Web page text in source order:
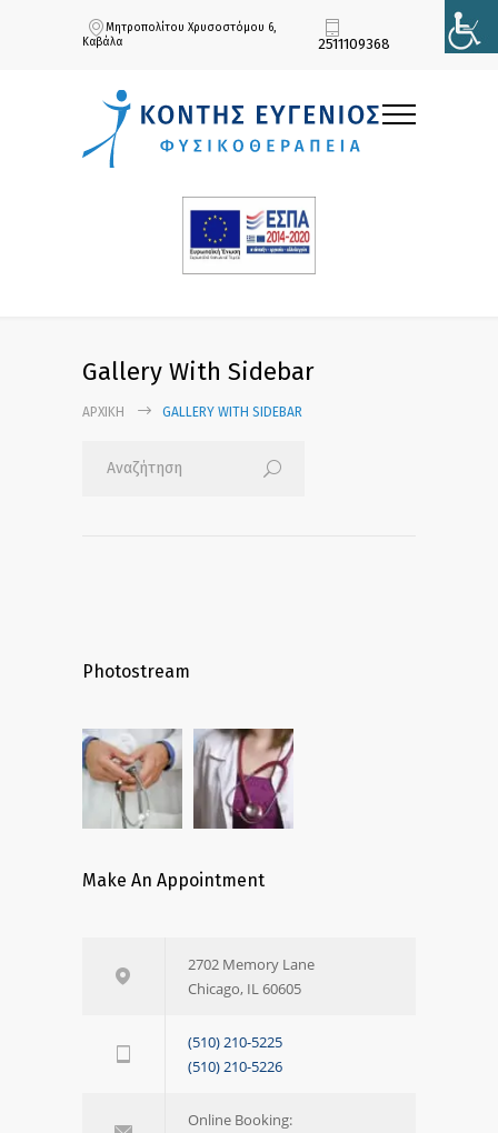
Μητροπολίτου Χρυσοστόμου 6,
Καβάλα
2511109368
Gallery With Sidebar
ΑΡΧΙΚΉ GALLERY WITH SIDEBAR
Photostream
Make An Appointment
2702 Memory Lane
Chicago, IL 60605
(510) 210-5225
(510) 210-5226
Online Booking: